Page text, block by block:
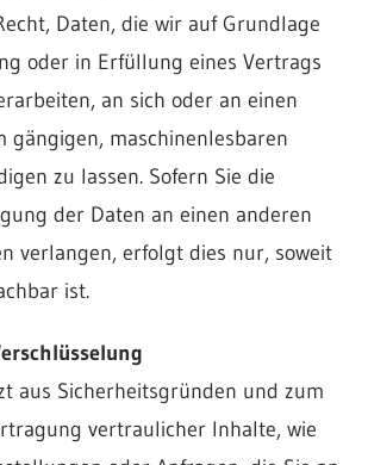
Daten, die wir auf Grundlage
oder in Erfüllung eines Vertrags
an sich oder an einen
gängigen, maschinenlesbaren
zu lassen. Sofern Sie die
der Daten an einen anderen
verlangen, erfolgt dies nur, soweit
ist.
aus Sicherheitsgründen und zum
vertraulicher Inhalte, wie